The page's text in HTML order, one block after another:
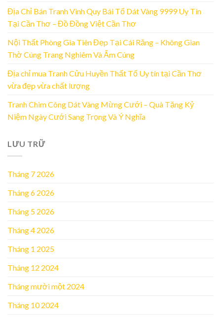
Địa Chỉ Bán Tranh Vinh Quy Bái Tổ Dát Vàng 9999 Uy Tín
Tại Cần Thơ – Đồ Đồng Việt Cần Thơ
Nội Thất Phòng Gia Tiên Đẹp Tại Cái Răng – Không Gian
Thờ Cúng Trang Nghiêm Và Ấm Cúng
Địa chỉ mua Tranh Cửu Huyền Thất Tổ Uy tín tại Cần Thơ
vừa đẹp vừa chất lượng
Tranh Chim Công Dát Vàng Mừng Cưới – Quà Tặng Kỷ
Niệm Ngày Cưới Sang Trọng Và Ý Nghĩa
LƯU TRỮ
Tháng 7 2026
Tháng 6 2026
Tháng 5 2026
Tháng 4 2026
Tháng 1 2025
Tháng 12 2024
Tháng mười một 2024
Tháng 10 2024